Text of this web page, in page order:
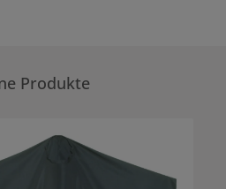
Produkte